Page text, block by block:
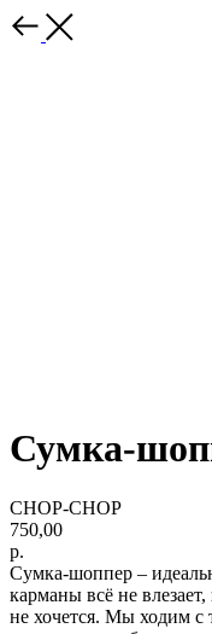
Сумка-
CHOP-CHOP
750,00
р.
Сумка-шоппер –
карманы всё не
не хочется. Мы ходим с